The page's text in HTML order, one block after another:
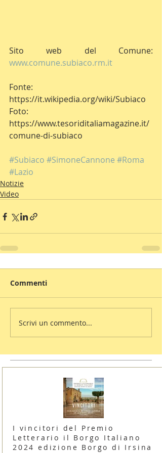
www.comune.subiaco.rm.it
Fonte:
https://it.wikipedia.org/wiki/Subiaco
Foto:
https://www.tesoriditaliamagazine.it/
comune-di-subiaco
#Subiaco #SimoneCannone #Roma
#Lazio
Notizie
Video
Commenti
Scrivi un commento...
I vincitori del Premio
Letterario il Borgo Italiano
2024 edizione Borgo di Irsina